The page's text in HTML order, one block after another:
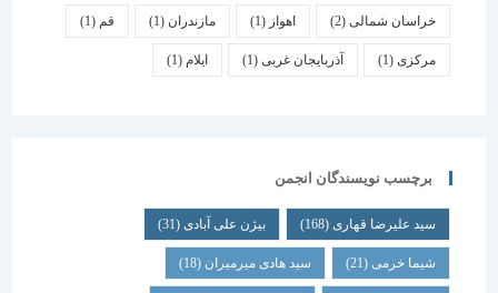
خراسان شمالی(2) اهواز مازندران(1) قم
(1) آذربایجان غربی(1) ایلام
برچسب نویسندگان انجمن
سید علیرضا قهاری(168) بیژن علی آبادی(31)
شیما خرمی(21) سید هادی میرمیران(18)